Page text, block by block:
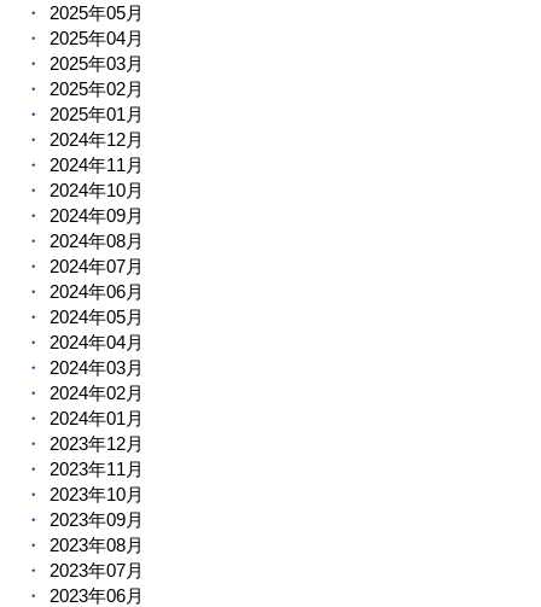
2025年05月
2025年04月
2025年03月
2025年02月
2025年01月
2024年12月
2024年11月
2024年10月
2024年09月
2024年08月
2024年07月
2024年06月
2024年05月
2024年04月
2024年03月
2024年02月
2024年01月
2023年12月
2023年11月
2023年10月
2023年09月
2023年08月
2023年07月
2023年06月